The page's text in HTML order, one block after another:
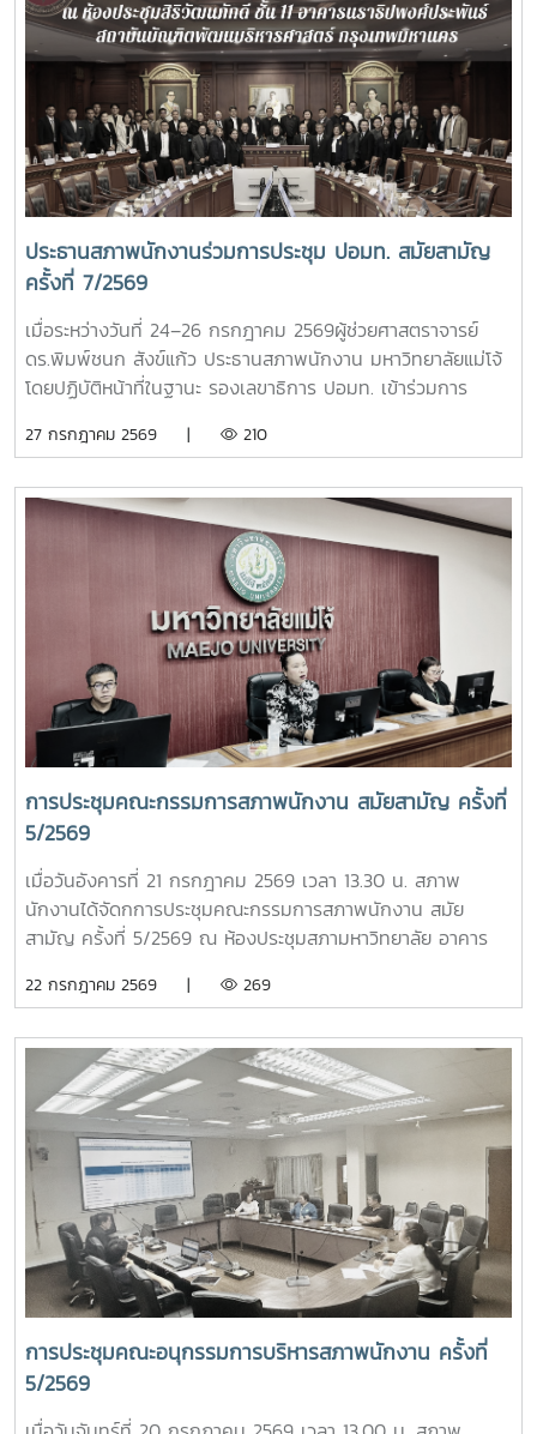
พานพุ่ม ถวายเครื่องราชสักการะ และพิธีจุดเทียนถวายพระพร
ชัยมงคลซึ่งแสดงถึงความจงรักภักดีต่อสถาบันพระมหากษัตริย์
โดยมีผู้บริหาร คณาจารย์ หัวหน้าส่วนงาน ข้าราชการ บุคลากร ผู้
แทนศิษย์เก่าแม่โจ้ และนักศึกษารวมถึงหน่วยงานปกครองส่วน
ท้องถิ่น ร่วมเข้าพิธี ณ อาคารแผ่พืชน์มหาวิทยาลัยแม่โจ้
ประธานสภาพนักงานร่วมการประชุม ปอมท. สมัยสามัญ
ครั้งที่ 7/2569
เมื่อระหว่างวันที่ 24–26 กรกฎาคม 2569ผู้ช่วยศาสตราจารย์
ดร.พิมพ์ชนก สังข์แก้ว ประธานสภาพนักงาน มหาวิทยาลัยแม่โจ้
โดยปฏิบัติหน้าที่ในฐานะ รองเลขาธิการ ปอมท. เข้าร่วมการ
พัฒนบริหารศาสตร์ (NIDA) กรุงเทพมหานคร โดยมีผู้แทนจาก
ทิศทางการดำเนินงานของ ปอมท. และแลกเปลี่ยนความคิดเห็นใน
ประเด็นสำคัญด้านการอุดมศึกษา การประชุมครั้งนี้ได้ติดตาม
ความก้าวหน้าการเตรียมจัดประชุมวิชาการ ปอมท. ประจำปี 2569
การจัดทำวารสารวิชาการ ปอมท. (JCUFST) การยกร่างข้อบังคับ
สมาคม ปอมท. ตลอดจนโครงการเสวนา Dinner Talk ร่วมกับ
อาจารย์ดีเด่นแห่งชาติ เพื่อส่งเสริมการแลกเปลี่ยนองค์ความรู้และ
การพัฒนาวิชาชีพอาจารย์ในระดับประเทศนอกจากนี้ ที่ประชุมยัง
ได้พิจารณาความก้าวหน้าการคัดเลือกอาจารย์ดีเด่นแห่งชาติ
ประจำปี พ.ศ. 2569 พร้อมกำหนดแนวทางและกรอบการดำเนิน
งานในรอบสัมภาษณ์ รวมถึงพิจารณาแนวปฏิบัติในการคัดเลือก
เพื่อให้กระบวนการดำเนินงานมีความโปร่งใส เป็นธรรม และมี
มาตรฐานยิ่งขึ้นอีกหนึ่งประเด็นสำคัญ คือ การกำหนดเจ้าภาพ
การประชุม ปอมท. ตลอดปี 2569 และปี 2570 รวมทั้งการ
พิจารณารับ สถาบันพระบรมราชชนก เข้าเป็นสมาชิกใหม่ของ
ปอมท. ซึ่งสะท้อนถึงการขยายเครือข่ายความร่วมมือด้านการ
อุดมศึกษาของประเทศอย่างต่อเนื่องภายหลังการประชุม สมาชิก
ตกเป็นเหยื่อของอาชญากรรมไซเบอร์” และ “การวางแผน
เพื่อเสริมสร้างความรู้และทักษะที่เป็นประโยชน์ต่อการปฏิบัติงาน
และการดำเนินชีวิตของบุคลากรในสถาบันอุดมศึกษา ภาพ/ข่าว
: ที่ประชุมประธานสภาอาจารย์มหาวิทยาลัยแห่งประเทศไทย -
ปอมท.
27 กรกฎาคม 2569 | 210
การประชุมคณะกรรมการสภาพนักงาน สมัยสามัญ ครั้งที่
5/2569
เมื่อวันอังคารที่ 21 กรกฎาคม 2569 เวลา 13.30 น. สภาพ
นักงานได้จัดกการประชุมคณะกรรมการสภาพนักงาน สมัย
สามัญ ครั้งที่ 5/2569 ณ ห้องประชุมสภามหาวิทยาลัย อาคาร
โครงการขับเคลื่อนจริยธรรมของบุคลากรมหาวิทยาลัย ประจำปี
การปรับปรุงข้อบังคับ และระเบียบของมหาวิทยาลัย- ข้อเสนอแนะ
เรื่อง ปัญหารถไฟฟ้าไม่เพียงพอต่อการให้บริการ- ข้อเสนอแนะ
เรื่อง ปัญหามิจฉาชีพหลอกโอนเงินจองหอพักนักศึกษา- ข้อมูล
รายรับของกองทุนเงินชดเชยข้อมูลเงินเดือนของบุคลากร
มหาวิทยาลัย ผลกระทบที่กับพนักงานมหาวิทยาลัยกรณีควบรวม
หน่วยงาน- กรณีศึกษาเบี้ยประกันชีวิต >ระบบเลือกตั้งกรรมการ
สภาพนักงาน มหาวิทยาลัยแม่โจ้ แบบออนไลน์
22 กรกฎาคม 2569 | 269
การประชุมคณะอนุกรรมการบริหารสภาพนักงาน ครั้งที่
5/2569